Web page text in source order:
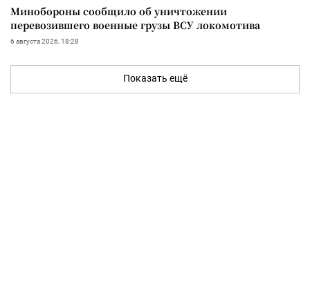
Минобороны сообщило об уничтожении
перевозившего военные грузы ВСУ локомотива
6 августа 2026, 18:28
Показать ещё